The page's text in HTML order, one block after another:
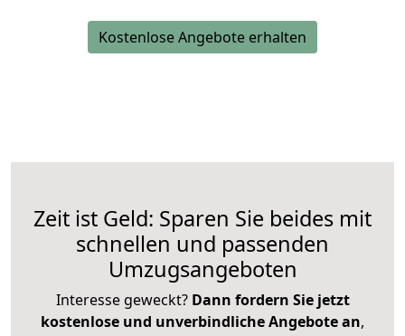
Kostenlose Angebote erhalten
Zeit ist Geld: Sparen Sie beides mit
schnellen und passenden
Umzugsangeboten
Interesse geweckt? Dann fordern Sie jetzt
kostenlose und unverbindliche Angebote an,